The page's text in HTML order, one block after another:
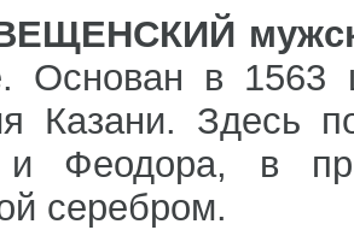
Основан в
Казани. Здесь
и Феодора, в
серебром.